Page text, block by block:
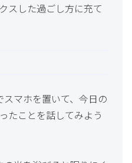
スした過ごし方に充て
スマホを置いて、今日の
たことを話してみよう